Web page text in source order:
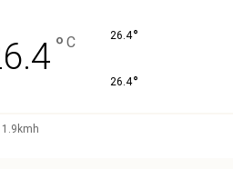
° C 26.4°
26.4°
1.9kmh